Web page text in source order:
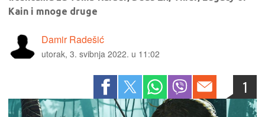
Kain i mnoge druge
Damir Radešić
utorak, 3. svibnja 2022. u 11:02
1